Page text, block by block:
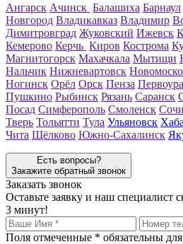
Ангарск Ачинск Балашиха Барнаул
Новгород Владикавказ Владимир
Димитровград Жуковский Ижевск
Кемерово Керчь Киров Кострома
Магнитогорск Махачкала Мытищи
Нальчик Нижневартовск
Ногинск Орёл Орск Пенза
Пушкино Рыбинск Рязань Саранск
Посад Симферополь Смоленск Сочи
Тверь Тольятти Тула Ульяновск
Чита Щёлково Южно-Сахалинск
Есть вопросы?
Закажите обратный звонок
Заказать звонок
Оставьте заявку и наш специалист
3 минут!
Поля отмеченные * обязательны